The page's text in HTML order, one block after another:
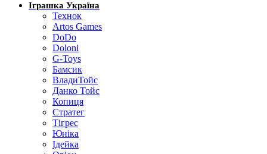
Іграшка Україна
Технок
Artos Games
DoDo
Doloni
G-Toys
Бамсик
ВладиТойс
Данко Тойс
Копиця
Стратег
Тігрес
Юніка
Ідейка